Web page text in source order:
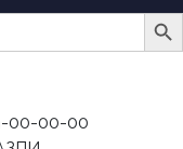
Search
00-00-00